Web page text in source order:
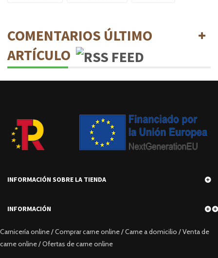
COMENTARIOS ÚLTIMO
ARTÍCULO
INFORMACIÓN SOBRE LA TIENDA
INFORMACIÓN
Carnicería online / Comprar carne online / Carne a domicilio / Venta de
carne online / Ofertas de carne online